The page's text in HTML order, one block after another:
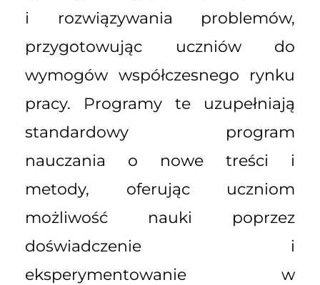
i rozwiązywania problemów,
przygotowując uczniów do
wymogów współczesnego rynku
pracy. Programy te uzupełniają
standardowy program
nauczania o nowe treści i
metody, oferując uczniom
możliwość nauki poprzez
doświadczenie i
eksperymentowanie w